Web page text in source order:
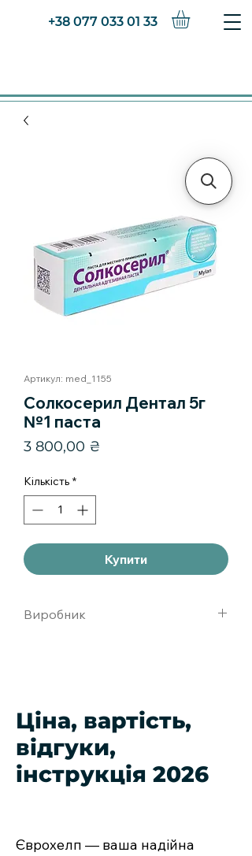
+38 077 033 01 33
Артикул: med_1155
Солкосерил Дентал 5г
№1 паста
3 800,00 ₴
Кількість *
Купити
Виробник
Ціна, вартість,
відгуки,
інструкція 2026
Єврохелп — ваша надійна